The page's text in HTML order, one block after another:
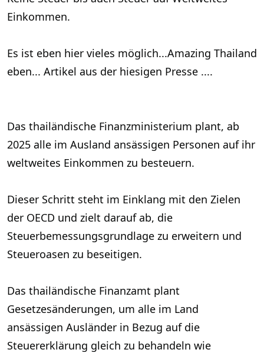
Einkommen.
Es ist eben hier vieles möglich...Amazing Thailand
eben... Artikel aus der hiesigen Presse ....
Das thailändische Finanzministerium plant, ab
2025 alle im Ausland ansässigen Personen auf ihr
weltweites Einkommen zu besteuern.
Dieser Schritt steht im Einklang mit den Zielen
der OECD und zielt darauf ab, die
Steuerbemessungsgrundlage zu erweitern und
Steueroasen zu beseitigen.
Das thailändische Finanzamt plant
Gesetzesänderungen, um alle im Land
ansässigen Ausländer in Bezug auf die
Steuererklärung gleich zu behandeln wie